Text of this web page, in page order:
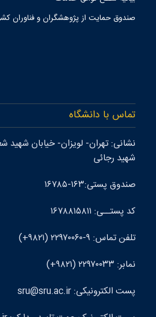
صندوق حمايت از پژوهشگران و فناوران
تماس با دانشگاه
نشانی: تهران- لويزان- خيابان شهيد
شهيد رجائی
صندوق پستی:۱۶۳-۱۶۷۸۵
کد پستــی: ۱۶۷۸۸۱۵۸۱۱
تلفن تماس: ۹-۲۲۹۷۰۰۶۰ (۹۸۲۱+)
نمابر: ۲۲۹۷۰۰۳۳ (۹۸۲۱+)
پست الکترونيکی: sru@sru.ac.ir